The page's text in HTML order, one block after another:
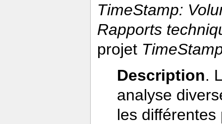
TimeStamp:
Rapports
projet
Description.
analyse
les